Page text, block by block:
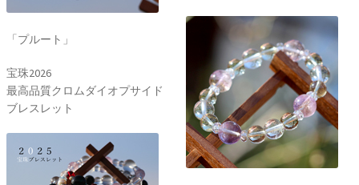
「プルート」
宝珠2026
最高品質クロムダイオプサイド
ブレスレット